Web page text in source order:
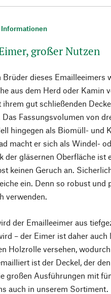
großer Nutzen
Brüder dieses Emailleeimers
aus dem Herd oder Kamin
ihrem gut schließenden
Das Fassungsvolumen von
hingegen als Biomüll- und
macht er sich als Windel-
der gläsernen Oberfläche
keinen Geruch an.
ein. Denn so robust und
verwenden.
der Emailleeimer aus
– der Eimer ist daher
Holzrolle versehen,
ist der Deckel, der
großen Ausführungen mit
auch in unserem Sortiment.